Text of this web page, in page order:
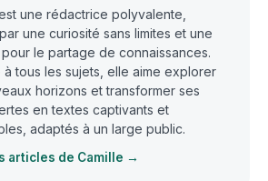
une rédactrice polyvalente,
une curiosité sans limites et une
le partage de connaissances.
à tous les sujets, elle aime explorer
horizons et transformer ses
en textes captivants et
adaptés à un large public.
articles de Camille →